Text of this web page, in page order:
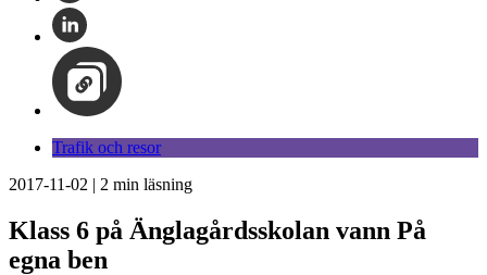
Trafik och resor
2017-11-02 | 2 min läsning
Klass 6 på Änglagårdsskolan vann På
egna ben